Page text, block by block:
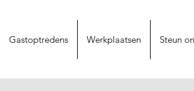
Gastoptredens Werkplaatsen Steun